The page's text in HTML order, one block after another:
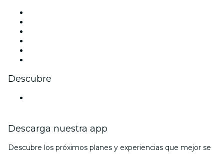
Descubre
Descarga nuestra app
Descubre los próximos planes y experiencias que mejor se